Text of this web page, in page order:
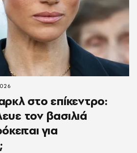
στο επίκεντρο:
τον βασιλιά
για